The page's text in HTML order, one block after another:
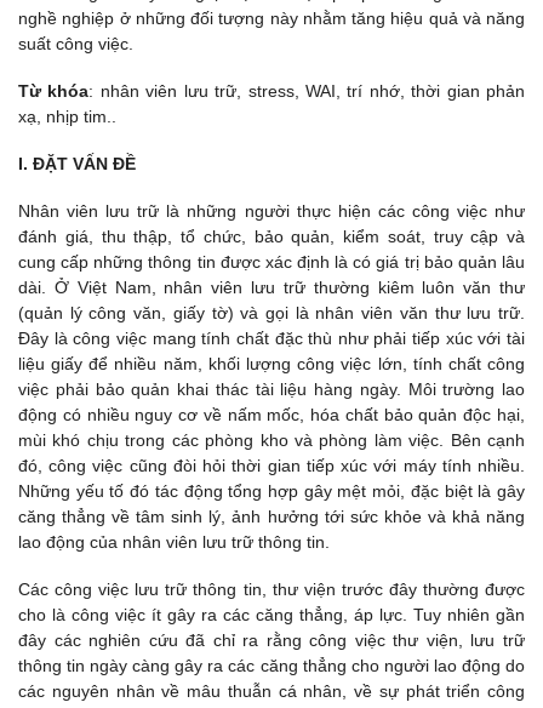
nghề nghiệp ở những đối tượng này nhằm tăng hiệu quả và năng
suất công việc.
Từ khóa: nhân viên lưu trữ, stress, WAI, trí nhớ, thời gian phản
xạ, nhịp tim..
I. ĐẶT VẤN ĐỀ
Nhân viên lưu trữ là những người thực hiện các công việc như
đánh giá, thu thập, tổ chức, bảo quản, kiểm soát, truy cập và
cung cấp những thông tin được xác định là có giá trị bảo quản lâu
dài. Ở Việt Nam, nhân viên lưu trữ thường kiêm luôn văn thư
(quản lý công văn, giấy tờ) và gọi là nhân viên văn thư lưu trữ.
Đây là công việc mang tính chất đặc thù như phải tiếp xúc với tài
liệu giấy để nhiều năm, khối lượng công việc lớn, tính chất công
việc phải bảo quản khai thác tài liệu hàng ngày. Môi trường lao
động có nhiều nguy cơ về nấm mốc, hóa chất bảo quản độc hại,
mùi khó chịu trong các phòng kho và phòng làm việc. Bên cạnh
đó, công việc cũng đòi hỏi thời gian tiếp xúc với máy tính nhiều.
Những yếu tố đó tác động tổng hợp gây mệt mỏi, đặc biệt là gây
căng thẳng về tâm sinh lý, ảnh hưởng tới sức khỏe và khả năng
lao động của nhân viên lưu trữ thông tin.
Các công việc lưu trữ thông tin, thư viện trước đây thường được
cho là công việc ít gây ra các căng thẳng, áp lực. Tuy nhiên gần
đây các nghiên cứu đã chỉ ra rằng công việc thư viện, lưu trữ
thông tin ngày càng gây ra các căng thẳng cho người lao động do
các nguyên nhân về mâu thuẫn cá nhân, về sự phát triển công